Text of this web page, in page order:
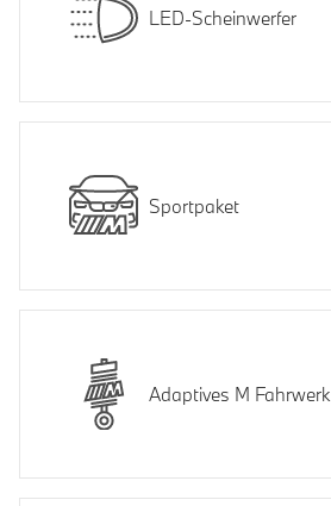
LED-Scheinwerfer
Sportpaket
Adaptives M Fahrwerk